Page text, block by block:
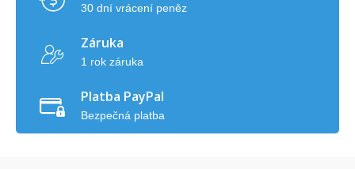
30 dní vrácení peněz
Záruka
1 rok záruka
Platba PayPal
Bezpečná platba